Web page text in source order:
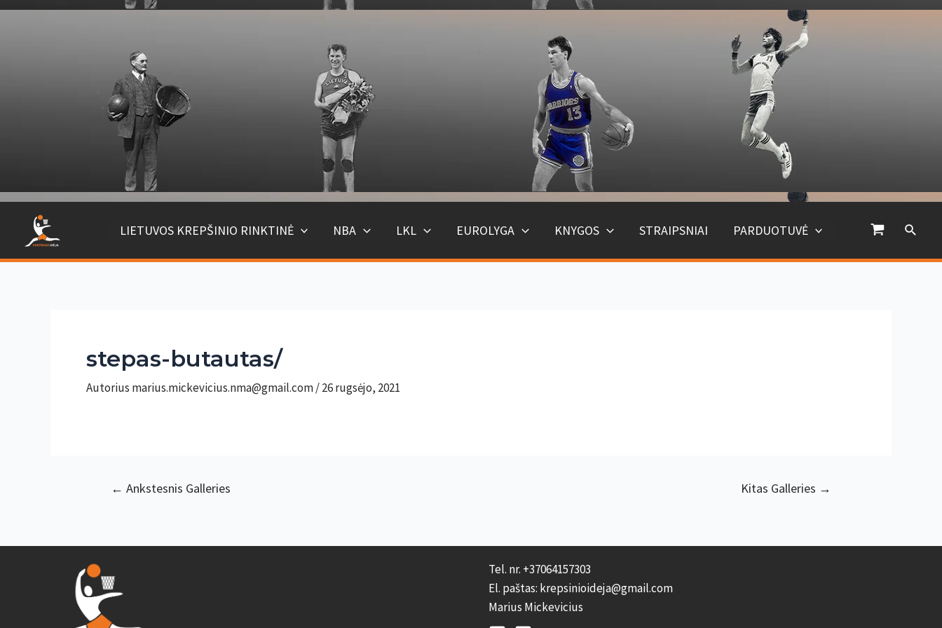
Pereiti
LIETUVOS KREPŠINIO RINKTINĖ NBA LKL EUROLYGA KNYGOS STRAIPSNIAI PARDUOTUVĖ
stepas-butautas/
Autorius marius.mickevicius.nma@gmail.com/26 rugsėjo, 2021
Navigacija
← Ankstesnis Galleries Kitas Galleries →
Tel. nr. +37064157303
El. paštas: krepsinioideja@gmail.com
Marius Mickevicius